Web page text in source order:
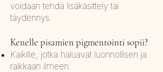
voidaan tehdä lisäkäsittely tai
täydennys.
Kenelle pisamien pigmentointi sopii?
Kaikille, jotka haluavat luonnollisen ja
raikkaan ilmeen.